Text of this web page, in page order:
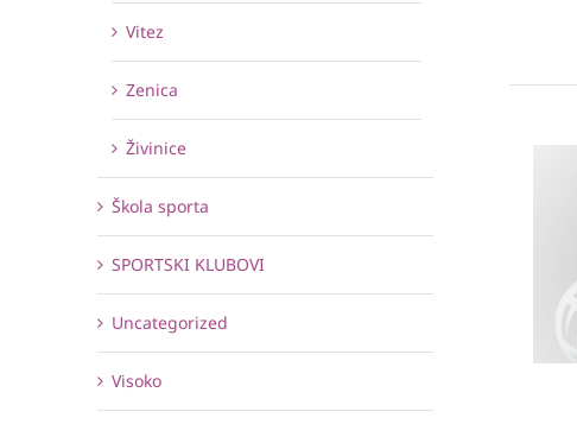
Vitez
Zenica
Živinice
Škola sporta
SPORTSKI KLUBOVI
Uncategorized
Visoko